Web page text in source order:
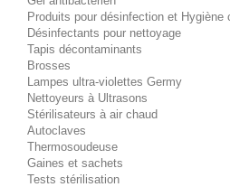
Produits pour désinfection et Hygiène
Désinfectants pour nettoyage
Tapis décontaminants
Brosses
Lampes ultra-violettes Germy
Nettoyeurs à Ultrasons
Stérilisateurs à air chaud
Autoclaves
Thermosoudeuse
Gaines et sachets
Tests stérilisation